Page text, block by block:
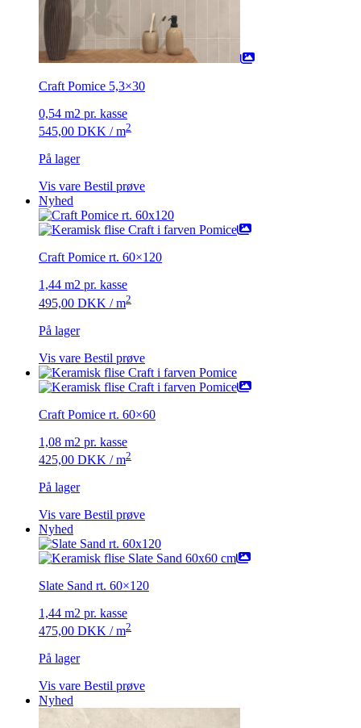
Craft Pomice 5,3×30
0,54 m2 pr. kasse
545,00 DKK / m2
På lager
Vis vare Bestil prøve
Nyhed
Craft Pomice rt. 60×120
1,44 m2 pr. kasse
495,00 DKK / m2
På lager
Vis vare Bestil prøve
Craft Pomice rt. 60×60
1,08 m2 pr. kasse
425,00 DKK / m2
På lager
Vis vare Bestil prøve
Nyhed
Slate Sand rt. 60×120
1,44 m2 pr. kasse
475,00 DKK / m2
På lager
Vis vare Bestil prøve
Nyhed